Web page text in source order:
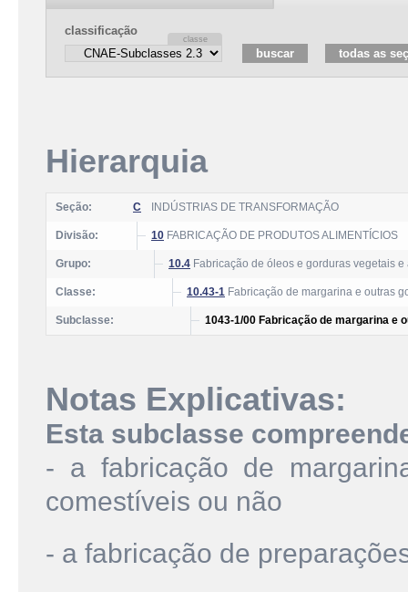
classificação
Hierarquia
Seção: C INDÚSTRIAS DE TRANSFORMAÇÃO
Divisão: 10 FABRICAÇÃO DE PRODUTOS ALIMENTÍCIOS
Grupo: 10.4 Fabricação de óleos e gorduras vegetais e
Classe: 10.43-1 Fabricação de margarina e outras
Subclasse: 1043-1/00 Fabricação de margarina e
Notas Explicativas:
Esta subclasse
- a fabricação de
comestíveis ou não
- a fabricação de